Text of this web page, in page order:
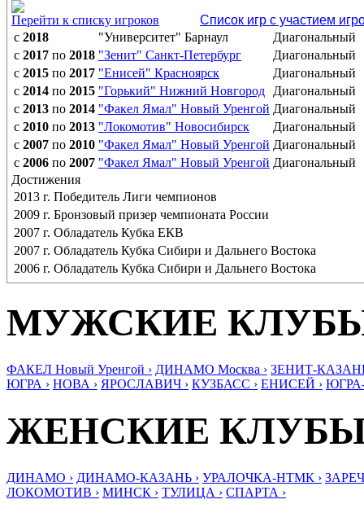
Перейти к списку игроков
Список игр с участием
с 2018 "Университет" Барнаул
Диагональный
с 2017 по 2018 "Зенит" Санкт-Петербург
Диагональный
с 2015 по 2017 "Енисей" Красноярск
Диагональный
с 2014 по 2015 "Горький" Нижний Новгород
Диагональный
с 2013 по 2014 "Факел Ямал" Новый Уренгой Диагональный
с 2010 по 2013 "Локомотив" Новосибирск
Диагональный
с 2007 по 2010 "Факел Ямал" Новый Уренгой Диагональный
с 2006 по 2007 "Факел Ямал" Новый Уренгой Диагональный
Достижения
2013 г. Победитель Лиги чемпионов
2009 г. Бронзовый призер чемпионата России
2007 г. Обладатель Кубка ЕКВ
2007 г. Обладатель Кубка Сибири и Дальнего Востока
2006 г. Обладатель Кубка Сибири и Дальнего Востока
МУЖСКИЕ
ФАКЕЛ Новый Уренгой › ДИНАМО Москва › ЗЕНИТ-
ЮГРА › НОВА › ЯРОСЛАВИЧ › КУЗБАСС › ЕНИСЕЙ ›
ЖЕНСКИЕ
ДИНАМО › ДИНАМО-КАЗАНЬ › УРАЛОЧКА-НТМК ›
ЛОКОМОТИВ › МИНСК › ТУЛИЦА › СПАРТА ›